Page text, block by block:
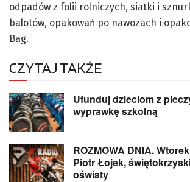
odpadów z folii rolniczych, siatki i
balotów, opakowań po nawozach i
Bag.
CZYTAJ TAKŻE
Ufunduj dzieciom z
wyprawkę szkolną
ROZMOWA DNIA.
Piotr Łojek,
oświaty